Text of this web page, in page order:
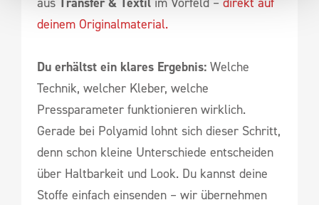
deinem Originalmaterial.
Du erhältst ein klares Ergebnis: Welche
Technik, welcher Kleber, welche
Pressparameter funktionieren wirklich.
Gerade bei Polyamid lohnt sich dieser Schritt,
denn schon kleine Unterschiede entscheiden
über Haltbarkeit und Look. Du kannst deine
Stoffe einfach einsenden – wir übernehmen